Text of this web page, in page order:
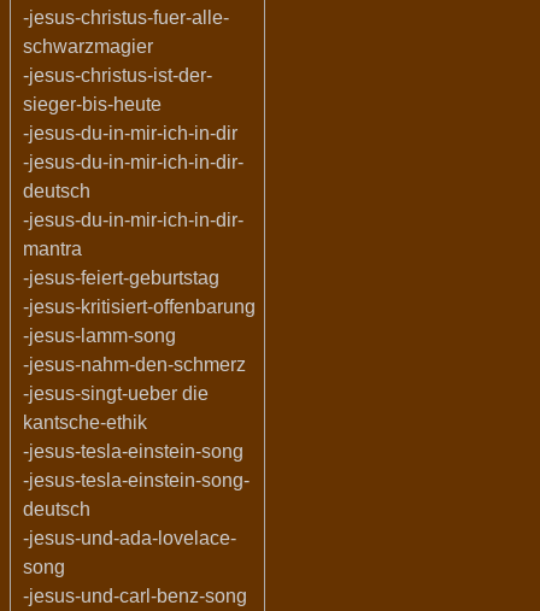
-jesus-christus-fuer-alle-
schwarzmagier
-jesus-christus-ist-der-
sieger-bis-heute
-jesus-du-in-mir-ich-in-dir
-jesus-du-in-mir-ich-in-dir-
deutsch
-jesus-du-in-mir-ich-in-dir-
mantra
-jesus-feiert-geburtstag
-jesus-kritisiert-offenbarung
-jesus-lamm-song
-jesus-nahm-den-schmerz
-jesus-singt-ueber die
kantsche-ethik
-jesus-tesla-einstein-song
-jesus-tesla-einstein-song-
deutsch
-jesus-und-ada-lovelace-
song
-jesus-und-carl-benz-song